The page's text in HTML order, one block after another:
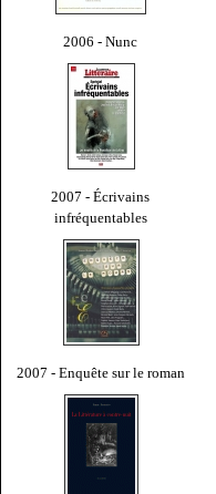
2006 - Nunc
2007 - Écrivains
infréquentables
2007 - Enquête sur le roman